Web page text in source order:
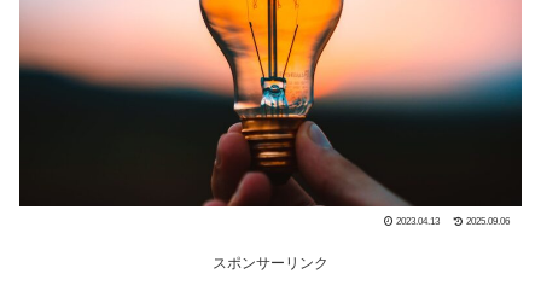
2023.04.13 2025.09.06
スポンサーリンク